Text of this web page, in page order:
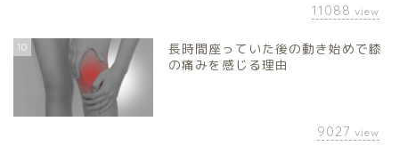
11088 view
10
長時間座っていた後の動き始めで膝
の痛みを感じる理由
9027 view